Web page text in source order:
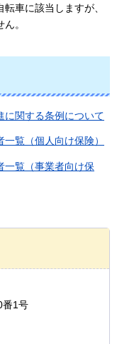
転車に該当しますが、
。
に関する条例について
覧（個人向け保険）
一覧（事業者向け保
1号